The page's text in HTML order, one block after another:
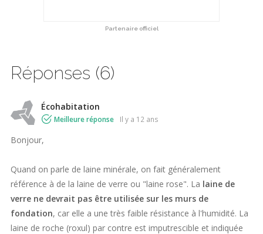
Partenaire officiel
Réponses (6)
Écohabitation
Meilleure réponse il y a 12 ans
Bonjour,
Quand on parle de laine minérale, on fait généralement
référence à de la laine de verre ou "laine rose". La laine de
verre ne devrait pas être utilisée sur les murs de
fondation, car elle a une très faible résistance à l'humidité. La
laine de roche (roxul) par contre est imputrescible et indiquée